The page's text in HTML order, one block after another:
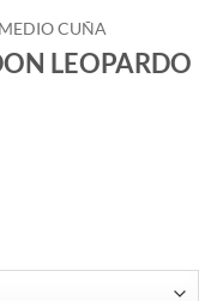
CUÑA
LEOPARDO